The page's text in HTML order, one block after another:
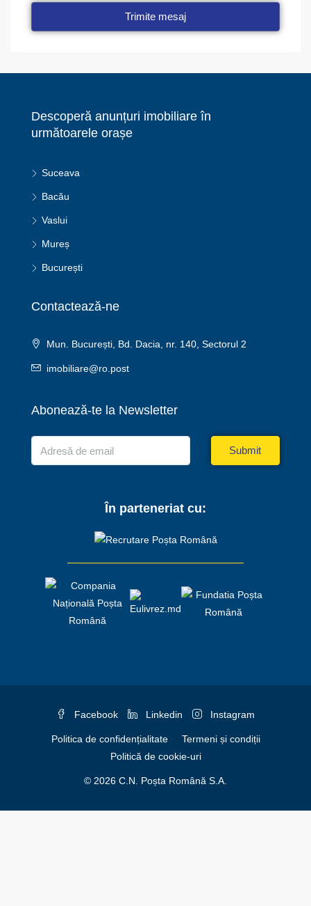
Trimite mesaj
Descoperă anunțuri imobiliare în
următoarele orașe
Suceava
Bacău
Vaslui
Mureș
București
Contactează-ne
Mun. București, Bd. Dacia, nr. 140, Sectorul 2
imobiliare@ro.post
Abonează-te la Newsletter
Submit
În parteneriat cu:
Facebook Linkedin Instagram
Politica de confidențialitate
Termeni și condiții
Politică de cookie-uri
© 2026 C.N. Poșta Română S.A.